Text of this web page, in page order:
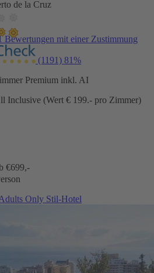
de la Cruz
Bewertungen mit einer Zustimmung
(1191) 81%
Premium inkl. AI
Inclusive (Wert € 199.- pro Zimmer)
€699,-
Only Stil-Hotel